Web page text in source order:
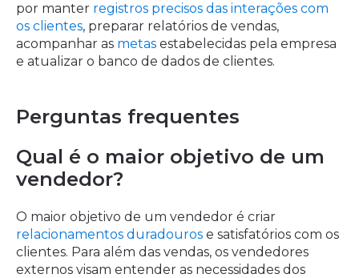
por manter registros precisos das interações com
os clientes, preparar relatórios de vendas,
acompanhar as metas estabelecidas pela empresa
e atualizar o banco de dados de clientes.
Perguntas frequentes
Qual é o maior objetivo de um
vendedor?
O maior objetivo de um vendedor é criar
relacionamentos duradouros e satisfatórios com os
clientes. Para além das vendas, os vendedores
externos visam entender as necessidades dos